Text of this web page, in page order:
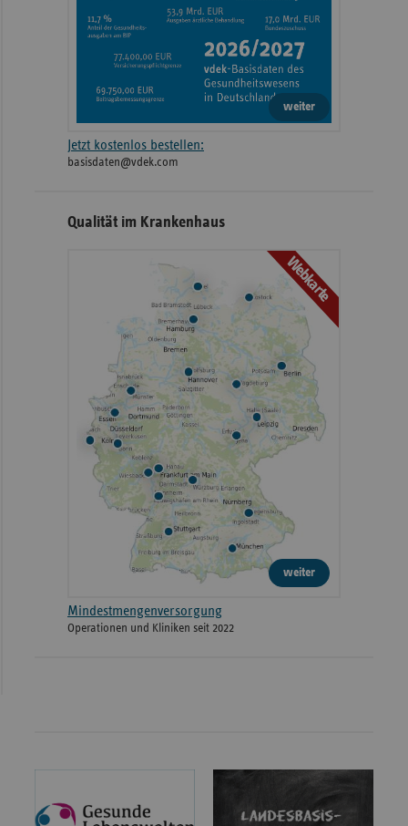
weiter
Jetzt kostenlos bestellen:
basisdaten@vdek.com
Qualität im Krankenhaus
Webkarte
weiter
Mindestmengenversorgung
Operationen und Kliniken seit 2022